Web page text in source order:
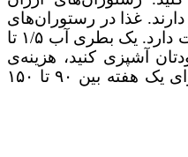
با قیمت ۹ تا ۱۴ یورو دارند. غذا در رستوران‌های
گران‌تر بین ۵۰ تا ۵۵ یورو قیمت دارد. یک بطری آب ۱/۵ تا
آشپزی کنید، هزینه‌ی
خرید مواد غذایی مورد نیاز برای یک هفته بین ۹۰ تا ۱۵۰